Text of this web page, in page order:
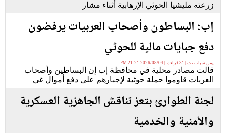
زرعته مليشيا الحوثي الإرهابية أثناء مشار
إب: البساطون وأصحاب العربيات يرفضون
دفع جبايات مالية للحوثي
يمن شباب نت | 31 قراءة | 2026/08/04 21:21 PM
قالت مصادر محلية في محافظة إب إن البساطين وأصحاب
العربات قاوموا حملة حوثية لإجبارهم على دفع أموال غي
لجنة الطوارئ بتعز تناقش الجاهزية العسكرية
والأمنية والخدمية